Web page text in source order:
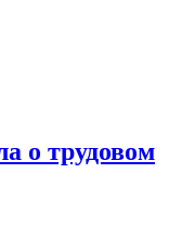
о трудовом